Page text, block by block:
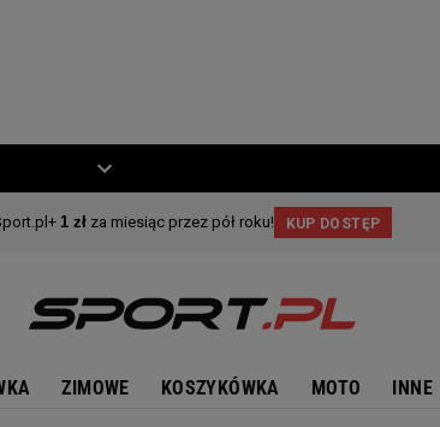
ZIMOWE KOSZYKÓWKA MOTO INNE